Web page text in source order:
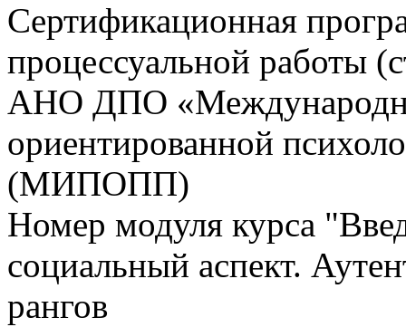
Сертификационная
процессуальной работы
АНО ДПО
ориентированной
(МИПОПП)
Номер модуля курса
социальный аспект.
рангов